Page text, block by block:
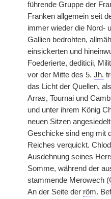
führende Gruppe der
Franken allgemein seit
immer wieder die Nord-
Gallien bedrohten,
einsickerten und
Foederierte, dediticii,
vor der Mitte des 5. Jh.
das Licht der Quellen,
Arras, Tournai und
und unter ihrem König
neuen Sitzen
Geschicke sind eng mit
Reiches verquickt.
Ausdehnung seines
Somme, während der
stammende Merowech
An der Seite der röm.